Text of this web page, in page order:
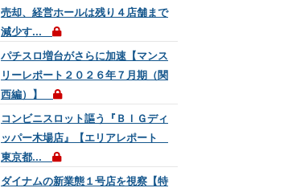
売却、経営ホールは残り４店舗まで
減少す...
パチスロ増台がさらに加速【マンス
リーレポート２０２６年７月期（関
西編）】
コンビニスロット謳う『ＢＩＧディ
ッパー木場店』【エリアレポート
東京都...
ダイナムの新業態１号店を視察【特